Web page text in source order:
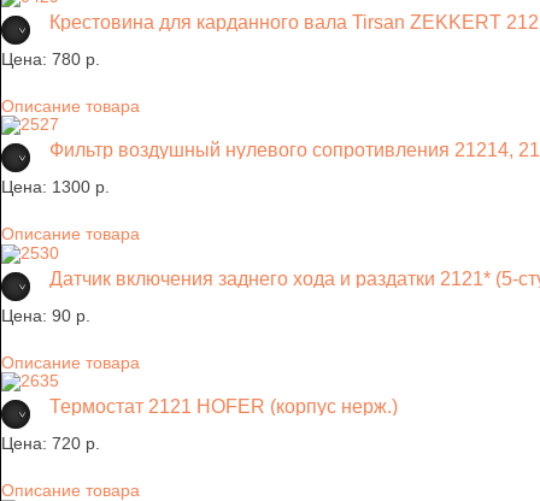
Крестовина для карданного вала Tirsan ZEKKERT
Цена: 780 p.
Описание товара
Фильтр воздушный нулевого сопротивления 21214,
Цена: 1300 p.
Описание товара
Датчик включения заднего хода и раздатки 2121* (5-
Цена: 90 p.
Описание товара
Термостат 2121 HOFER (корпус нерж.)
Цена: 720 p.
Описание товара